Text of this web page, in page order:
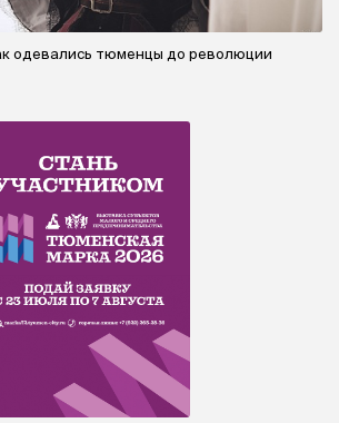
одевались тюменцы до революции